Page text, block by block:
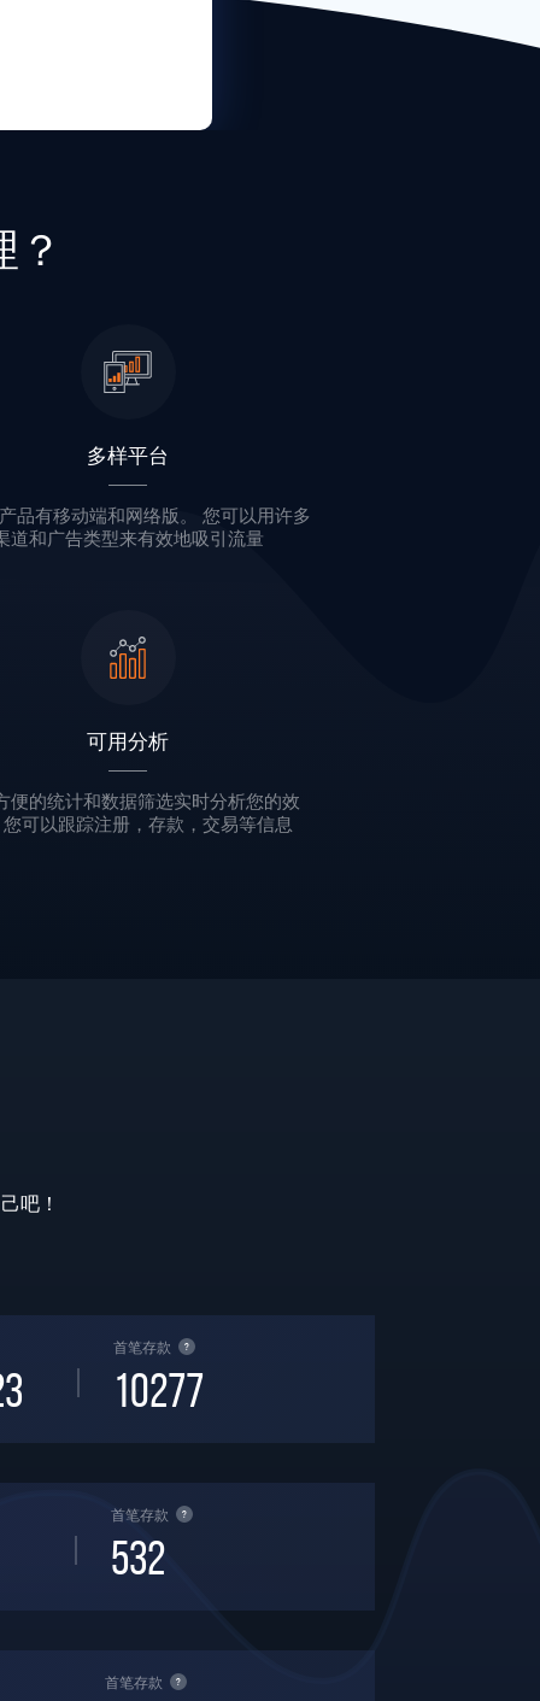
多样平台
品有移动端和网络版。 您可以用许多
道和广告类型来有效地吸引流量
可用分析
便的统计和数据筛选实时分析您的效
可以跟踪注册，存款，交易等信息
吧！
首笔存款 ?
10277
首笔存款 ?
532
首笔存款 ?